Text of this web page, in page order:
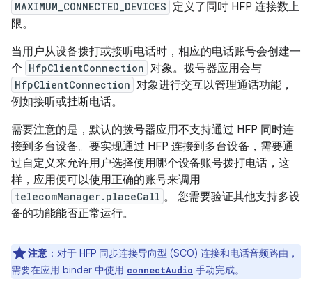
MAXIMUM_CONNECTED_DEVICES 定义了同时 HFP 连接数上
限。
当用户从设备拨打或接听电话时，相应的电话账号会创建一
个 HfpClientConnection 对象。拨号器应用会与
HfpClientConnection 对象进行交互以管理通话功能，
例如接听或挂断电话。
需要注意的是，默认的拨号器应用不支持通过 HFP 同时连
接到多台设备。要实现通过 HFP 连接到多台设备，需要通
过自定义来允许用户选择使用哪个设备账号拨打电话，这
样，应用便可以使用正确的账号来调用
telecomManager.placeCall 。 您需要验证其他支持多设
备的功能能否正常运行。
注意 ：对于 HFP 同步连接导向型 (SCO) 连接和电话音频路由，
需要在应用 binder 中使用 connectAudio 手动完成。